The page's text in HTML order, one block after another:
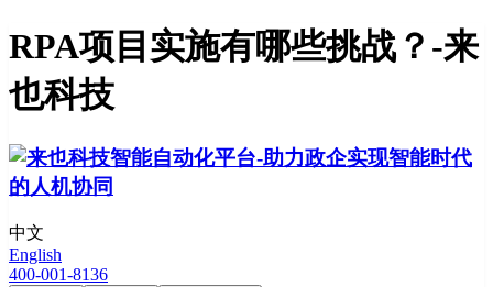
RPA项目实施有哪些挑战？-来
也科技
中文
English
400-001-8136